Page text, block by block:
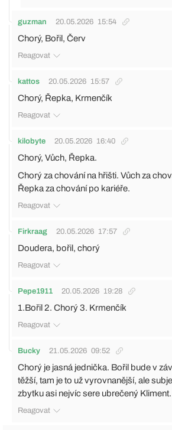
guzman 20.05.2026 15:54
Chorý, Bořil, Červ
Reagovat
kattos 20.05.2026 15:57
Chorý, Řepka, Krmenčík
Reagovat
kilobyte 20.05.2026 16:40
Chorý, Vůch, Řepka.
Chorý za chování na hřišti. Vůch za
Řepka za chování po kariéře.
Reagovat
Firkraag 20.05.2026 17:57
Doudera, bořil, chorý
Reagovat
Pepe1911 20.05.2026 19:28
1.Bořil 2. Chorý 3. Krmenčík
Reagovat
Bucky 21.05.2026 09:52
Chorý je jasná jednička. Bořil bude v
těžší, tam je to už vyrovnanější, ale
zbytku asi nejvíc sere ubrečený Kliment.
Reagovat